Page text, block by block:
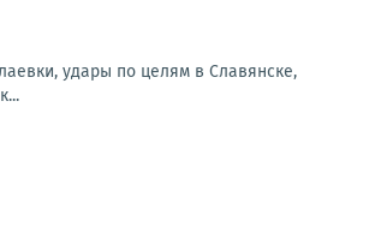
удары по целям в Славянске,